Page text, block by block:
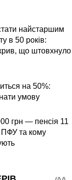
найстаршим
в 50 років:
що штовхнуло
на 50%:
умову
грн — пенсія 11
та кому